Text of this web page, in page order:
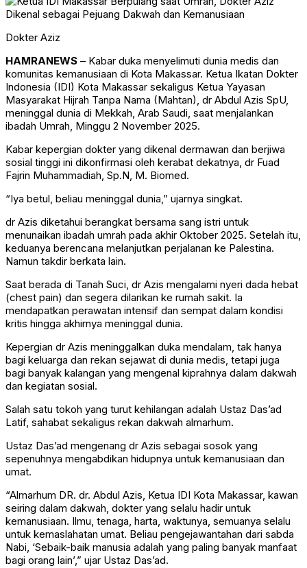
Dokter Aziz
HAMRANEWS – Kabar duka menyelimuti dunia medis dan
komunitas kemanusiaan di Kota Makassar. Ketua Ikatan Dokter
Indonesia (IDI) Kota Makassar sekaligus Ketua Yayasan
Masyarakat Hijrah Tanpa Nama (Mahtan), dr Abdul Azis SpU,
meninggal dunia di Mekkah, Arab Saudi, saat menjalankan
ibadah Umrah, Minggu 2 November 2025.
Kabar kepergian dokter yang dikenal dermawan dan berjiwa
sosial tinggi ini dikonfirmasi oleh kerabat dekatnya, dr Fuad
Fajrin Muhammadiah, Sp.N, M. Biomed.
“Iya betul, beliau meninggal dunia,” ujarnya singkat.
dr Azis diketahui berangkat bersama sang istri untuk
menunaikan ibadah umrah pada akhir Oktober 2025. Setelah itu,
keduanya berencana melanjutkan perjalanan ke Palestina.
Namun takdir berkata lain.
Saat berada di Tanah Suci, dr Azis mengalami nyeri dada hebat
(chest pain) dan segera dilarikan ke rumah sakit. Ia
mendapatkan perawatan intensif dan sempat dalam kondisi
kritis hingga akhirnya meninggal dunia.
Kepergian dr Azis meninggalkan duka mendalam, tak hanya
bagi keluarga dan rekan sejawat di dunia medis, tetapi juga
bagi banyak kalangan yang mengenal kiprahnya dalam dakwah
dan kegiatan sosial.
Salah satu tokoh yang turut kehilangan adalah Ustaz Das’ad
Latif, sahabat sekaligus rekan dakwah almarhum.
Ustaz Das’ad mengenang dr Azis sebagai sosok yang
sepenuhnya mengabdikan hidupnya untuk kemanusiaan dan
umat.
“Almarhum DR. dr. Abdul Azis, Ketua IDI Kota Makassar, kawan
seiring dalam dakwah, dokter yang selalu hadir untuk
kemanusiaan. Ilmu, tenaga, harta, waktunya, semuanya selalu
untuk kemaslahatan umat. Beliau pengejawantahan dari sabda
Nabi, ‘Sebaik-baik manusia adalah yang paling banyak manfaat
bagi orang lain’,” ujar Ustaz Das’ad.